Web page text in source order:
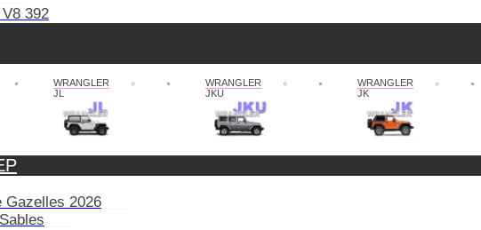
392
WRANGLER
JL
WRANGLER
JKU
WRANGLER
JK
Gazelles 2026